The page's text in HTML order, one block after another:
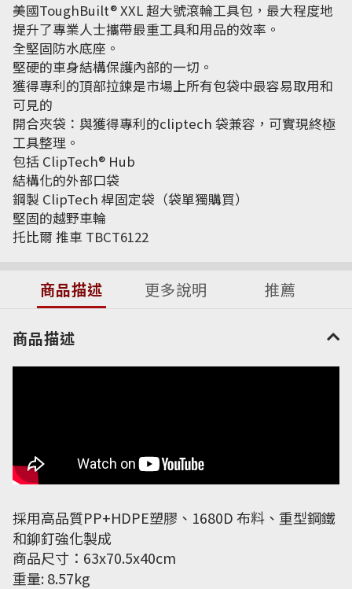
美國ToughBuilt® XXL 超大號滾輪工具包，最大程度地
提升了專業人士攜帶最重工具和用品的效率。
全堅固防水底座。
堅硬的車身結構保護內部的一切。
獲得專利的頂部拉鍊是市場上所有包袋中最容易取用和
可見的
開合夾袋：與獲得專利的cliptech 袋兼容，可實現終極
工具整理。
包括 ClipTech® Hub
結構化的外部口袋
鋼製 ClipTech 桿固定袋（袋單獨購買）
堅固的越野車輪
托比爾 推車 TBCT6122
商品描述 更多說明 推薦
商品描述
採用高品質PP+HDPE塑膠、1680D 布料、重型鋼鐵
和鉚釘強化製成
商品尺寸：63x70.5x40cm
重量: 8.57kg